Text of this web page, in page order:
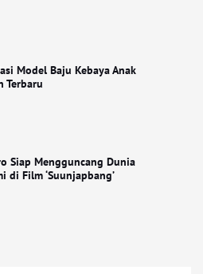
Model Baju Kebaya Anak
Terbaru
Siap Mengguncang Dunia
di Film ‘Suunjapbang’